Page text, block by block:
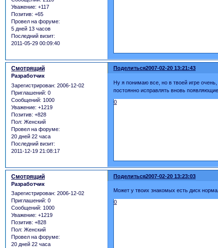
Уважение: +117
Позитив: +65
Провел на форуме:
5 дней 13 часов
Последний визит:
2011-05-29 00:09:40
Поделиться2007-02-20 13:21:43
Смотрящий
Разработчик
Зарегистрирован: 2006-12-02
Приглашений: 0
Сообщений: 1000
Уважение: +1219
Позитив: +828
Пол: Женский
Провел на форуме:
20 дней 22 часа
Последний визит:
2011-12-19 21:08:17
Ну я понимаю все, но в твоей игре
постоянно исправлять вновь
0
Поделиться2007-02-20 13:23:03
Смотрящий
Разработчик
Зарегистрирован: 2006-12-02
Приглашений: 0
Сообщений: 1000
Уважение: +1219
Позитив: +828
Пол: Женский
Провел на форуме:
20 дней 22 часа
Может у твоих знакомых есть диск
0